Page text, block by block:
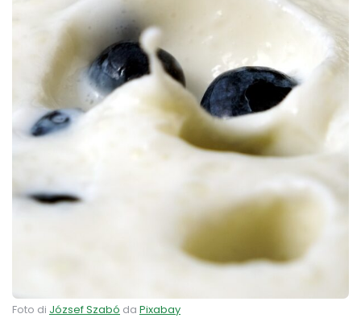
Foto di József Szabó da Pixabay